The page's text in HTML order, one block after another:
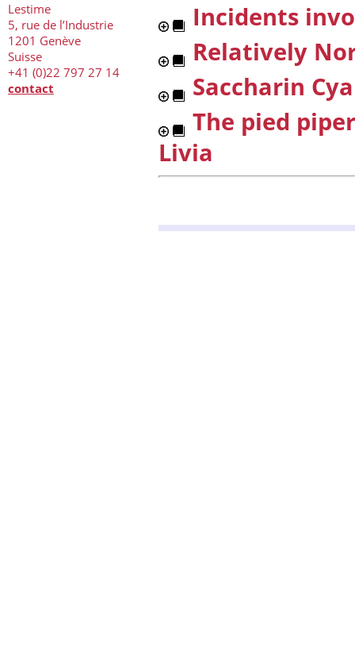
Incidents
Relatively
Saccharin
The pied
Livia
Lestime
5, rue de l’Industrie
1201 Genève
Suisse
+41 (0)22 797 27 14
contact